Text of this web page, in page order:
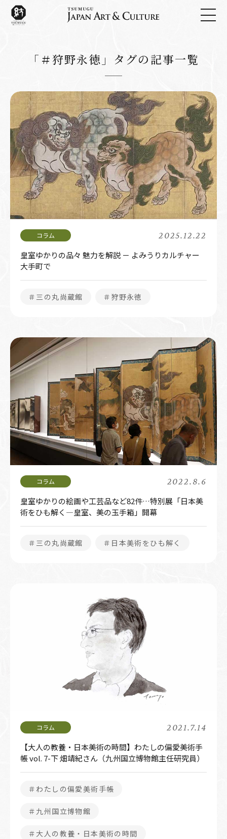
「＃狩野永徳」タグの記事一覧
2025.12.22
皇室ゆかりの品々 魅力を解説 － よみうりカルチャー
大手町で
＃三の丸尚蔵館 ＃狩野永徳
2022.8.6
皇室ゆかりの絵画や工芸品など82件…特別展「日本美
術をひも解く―皇室、美の玉手箱」開幕
＃三の丸尚蔵館 ＃日本美術をひも解く
2021.7.14
【大人の教養・日本美術の時間】わたしの偏愛美術手
帳 vol. 7-下 畑靖紀さん（九州国立博物館主任研究員）
＃わたしの偏愛美術手帳
＃九州国立博物館
＃大人の教養・日本美術の時間